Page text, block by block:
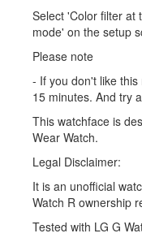
Select 'Color filter at
mode' on the setup
Please note
- If you don't like
15 minutes. And try
This watchface is
Wear Watch.
Legal Disclaimer:
It is an unofficial
Watch R ownership
Tested with LG G